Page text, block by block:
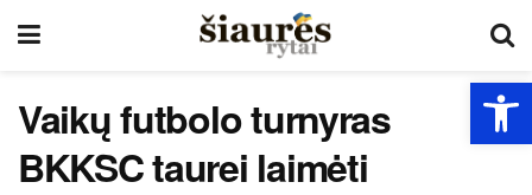
Vaikų futbolo turnyras
BKKSC taurei laimėti